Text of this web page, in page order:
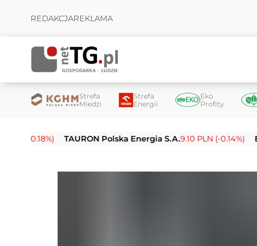
REDAKCJAREKLAMA
Strefa
Miedzi
Strefa
Energii
Eko
Profity
TAURON Polska Energia S.A.9.10 PLN (-0.14%) Enea